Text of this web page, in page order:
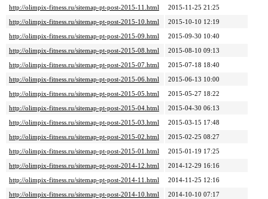
http://olimpix-fitness.ru/sitemap-pt-post-2015-11.html
2015-11-25 21:25
http://olimpix-fitness.ru/sitemap-pt-post-2015-10.html
2015-10-10 12:19
http://olimpix-fitness.ru/sitemap-pt-post-2015-09.html
2015-09-30 10:40
http://olimpix-fitness.ru/sitemap-pt-post-2015-08.html
2015-08-10 09:13
http://olimpix-fitness.ru/sitemap-pt-post-2015-07.html
2015-07-18 18:40
http://olimpix-fitness.ru/sitemap-pt-post-2015-06.html
2015-06-13 10:00
http://olimpix-fitness.ru/sitemap-pt-post-2015-05.html
2015-05-27 18:22
http://olimpix-fitness.ru/sitemap-pt-post-2015-04.html
2015-04-30 06:13
http://olimpix-fitness.ru/sitemap-pt-post-2015-03.html
2015-03-15 17:48
http://olimpix-fitness.ru/sitemap-pt-post-2015-02.html
2015-02-25 08:27
http://olimpix-fitness.ru/sitemap-pt-post-2015-01.html
2015-01-19 17:25
http://olimpix-fitness.ru/sitemap-pt-post-2014-12.html
2014-12-29 16:16
http://olimpix-fitness.ru/sitemap-pt-post-2014-11.html
2014-11-25 12:16
http://olimpix-fitness.ru/sitemap-pt-post-2014-10.html
2014-10-10 07:17